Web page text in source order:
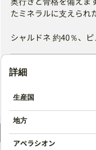
たミネラルに支えられ
シャルドネ 約40％、
Product details
詳細
生産国
地方
アペラシオン